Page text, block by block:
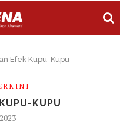
Efek Kupu-Kupu
R K I N I
KUPU